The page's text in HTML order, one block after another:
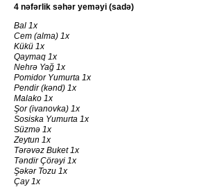
4 nəfərlik səhər yeməyi (sadə)
Bal 1x
Cem (alma) 1x
Kükü 1x
Qaymaq 1x
Nehrə Yağ 1x
Pomidor Yumurta 1x
Pendir (kənd) 1x
Malako 1x
Şor (ivanovka) 1x
Sosiska Yumurta 1x
Süzmə 1x
Zeytun 1x
Tərəvəz Buket 1x
Təndir Çörəyi 1x
Şəkər Tozu 1x
Çay 1x